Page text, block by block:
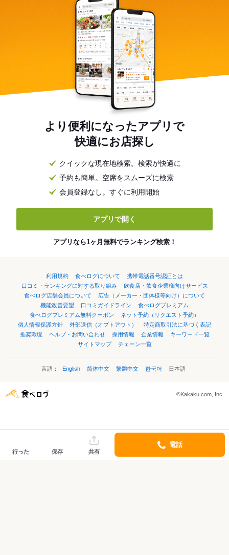
より便利になったアプリで
快適にお店探し
クイックな現在地検索。検索が快適に
予約も簡単。空席をスムーズに検索
会員登録なし。すぐに利用開始
アプリで開く
アプリなら1ヶ月無料でランキング検索！
利用規約 食べログについて
携帯電話番号認証とは
口コミ・ランキングに対する取り組み
飲食店・飲食企業様向けサービス
食べログ店舗会員について
広告（メーカー・団体様等向け）について
機能改善要望
口コミガイドライン
食べログプレミアム
食べログプレミアム無料クーポン
ネット予約（リクエスト予約）
個人情報保護方針
外部送信（オプトアウト）
特定商取引法に基づく表記
推奨環境
ヘルプ・お問い合わせ 採用情報 企業情報
キーワード一覧
サイトマップ
チェーン一覧
言語： English 简体中文 繁體中文 한국어 日本語
©Kakaku.com, Inc.
行った 保存 共有
電話